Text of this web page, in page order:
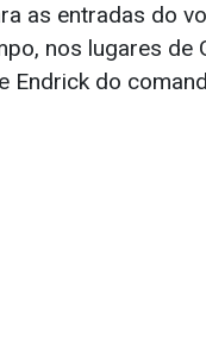
as entradas do
nos lugares de
Endrick do